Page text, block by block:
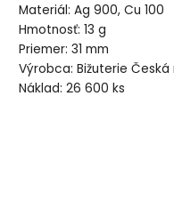
Materiál: Ag 900, Cu 100
Hmotnosť: 13 g
Priemer: 31 mm
Výrobca: Bižuterie
Náklad: 26 600 ks